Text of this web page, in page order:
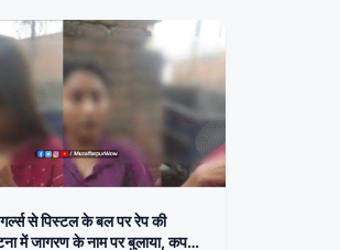
से पिस्टल के बल पर रेप की
में जागरण के नाम पर बुलाया, कपड़े